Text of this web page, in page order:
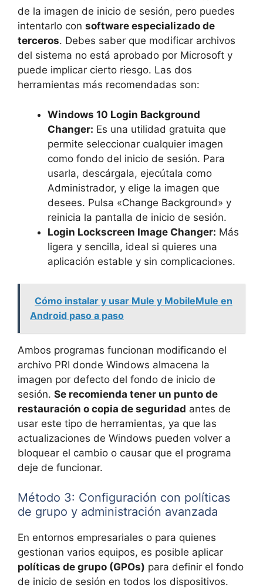
de la imagen de inicio de sesión, pero puedes
intentarlo con software especializado de
terceros. Debes saber que modificar archivos
del sistema no está aprobado por Microsoft y
puede implicar cierto riesgo. Las dos
herramientas más recomendadas son:
Windows 10 Login Background
Changer: Es una utilidad gratuita que
permite seleccionar cualquier imagen
como fondo del inicio de sesión. Para
usarla, descárgala, ejecútala como
Administrador, y elige la imagen que
desees. Pulsa «Change Background» y
reinicia la pantalla de inicio de sesión.
Login Lockscreen Image Changer: Más
ligera y sencilla, ideal si quieres una
aplicación estable y sin complicaciones.
Cómo instalar y usar Mule y MobileMule en
Android paso a paso
Ambos programas funcionan modificando el
archivo PRI donde Windows almacena la
imagen por defecto del fondo de inicio de
sesión. Se recomienda tener un punto de
restauración o copia de seguridad antes de
usar este tipo de herramientas, ya que las
actualizaciones de Windows pueden volver a
bloquear el cambio o causar que el programa
deje de funcionar.
Método 3: Configuración con políticas
de grupo y administración avanzada
En entornos empresariales o para quienes
gestionan varios equipos, es posible aplicar
políticas de grupo (GPOs) para definir el fondo
de inicio de sesión en todos los dispositivos.